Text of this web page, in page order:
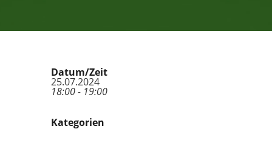
Datum/Zeit
25.07.2024
18:00 - 19:00
Kategorien